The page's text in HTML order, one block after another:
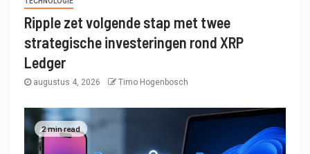
Ripple zet volgende stap met twee
strategische investeringen rond XRP
Ledger
augustus 4, 2026 Timo Hogenbosch
2 min read